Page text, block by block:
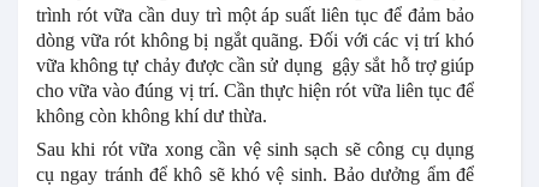
trình rót vữa cần duy trì một áp suất liên tục để đảm bảo
dòng vữa rót không bị ngắt quãng. Đối với các vị trí khó
vữa không tự chảy được cần sử dụng gậy sắt hỗ trợ giúp
cho vữa vào đúng vị trí. Cần thực hiện rót vữa liên tục để
không còn không khí dư thừa.
Sau khi rót vữa xong cần vệ sinh sạch sẽ công cụ dụng
cụ ngay tránh để khô sẽ khó vệ sinh. Bảo dưởng ẩm để